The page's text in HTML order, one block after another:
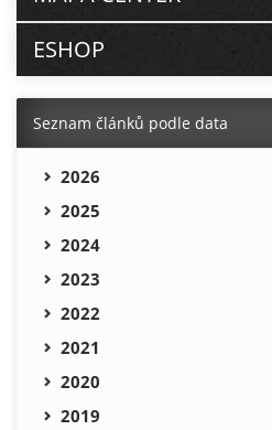
ESHOP
Seznam článků podle data
2026
2025
2024
2023
2022
2021
2020
2019